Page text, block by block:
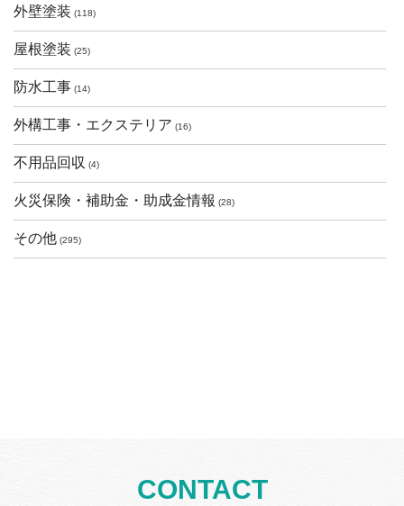
外壁塗装 (118)
屋根塗装 (25)
防水工事 (14)
外構工事・エクステリア (16)
不用品回収 (4)
火災保険・補助金・助成金情報 (28)
その他 (295)
CONTACT